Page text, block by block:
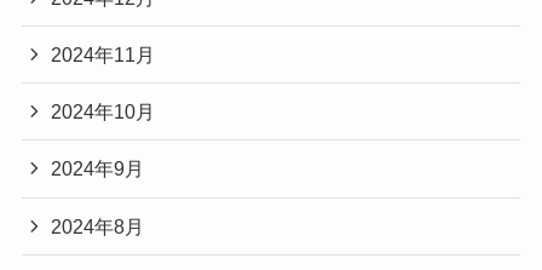
2024年11月
2024年10月
2024年9月
2024年8月